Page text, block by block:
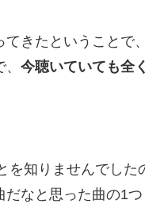
きたということで、
今聴いていても全
を知りませんでし
なと思った曲の1つ